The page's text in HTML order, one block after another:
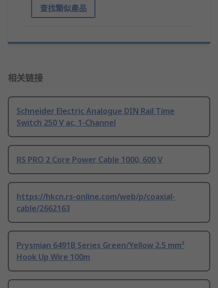
查找類似產品
相关链接
Schneider Electric Analogue DIN Rail Time
Switch 250 V ac, 1-Channel
RS PRO 2 Core Power Cable 1000, 600 V
https://hkcn.rs-online.com/web/p/coaxial-
cable/2662163
Prysmian 6491B Series Green/Yellow 2.5 mm²
Hook Up Wire 100m